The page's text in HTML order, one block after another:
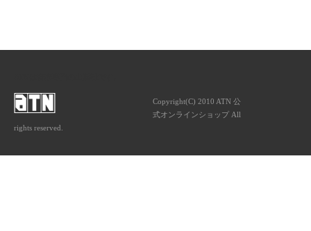
Copyright(C) 2010 ATN 公
式オンラインショップ All
rights reserved.